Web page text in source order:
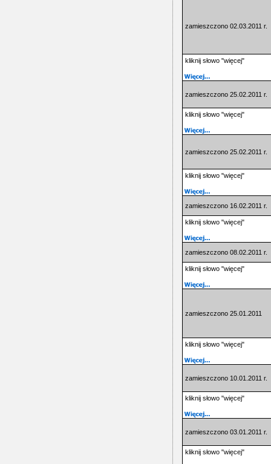
zamieszczono 02.03.2011 r.
kliknij słowo "więcej"
zamieszczono 25.02.2011 r.
kliknij słowo "więcej"
zamieszczono 25.02.2011 r.
kliknij słowo "więcej"
zamieszczono 16.02.2011 r.
kliknij słowo "więcej"
zamieszczono 08.02.2011 r.
kliknij słowo "więcej"
zamieszczono 25.01.2011
kliknij słowo "więcej"
zamieszczono 10.01.2011 r.
kliknij słowo "więcej"
zamieszczono 03.01.2011 r.
kliknij słowo "więcej"